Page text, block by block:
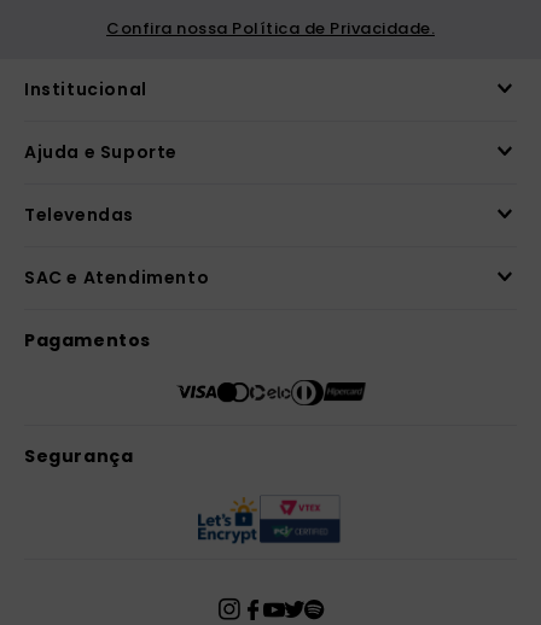
Confira nossa Política de Privacidade.
Institucional
Ajuda e Suporte
Televendas
SAC e Atendimento
Pagamentos
Segurança